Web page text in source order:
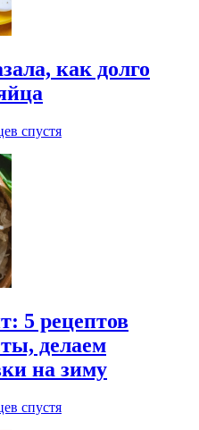
как долго
спустя
5 рецептов
делаем
на зиму
спустя